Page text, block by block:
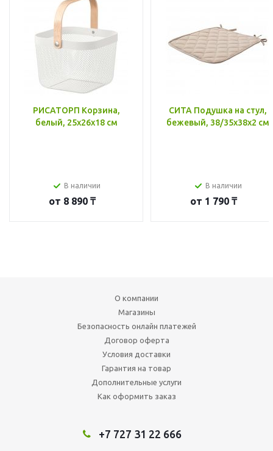
РИСАТОРП Корзина,
белый, 25x26x18 см
В наличии
от 8 890 ₸
СИТА Подушка на стул,
бежевый, 38/35x38x2 см
В наличии
от 1 790 ₸
О компании
Магазины
Безопасность онлайн платежей
Договор оферта
Условия доставки
Гарантия на товар
Дополнительные услуги
Как оформить заказ
+7 727 31 22 666